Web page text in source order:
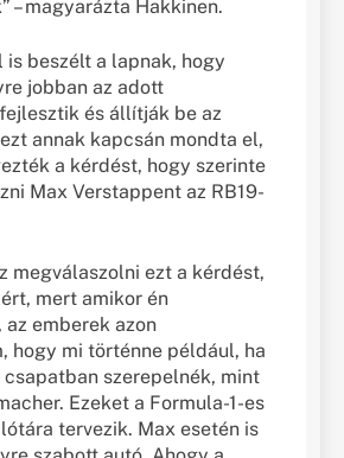
– magyarázta Hakkinen.
is beszélt a lapnak, hogy
jobban az adott
és állítják be az
annak kapcsán mondta el,
a kérdést, hogy szerinte
Max Verstappent az RB19-
megválaszolni ezt a kérdést,
mert amikor én
az emberek azon
hogy mi történne például, ha
csapatban szerepelnék, mint
Ezeket a Formula-1-es
tervezik. Max esetén is